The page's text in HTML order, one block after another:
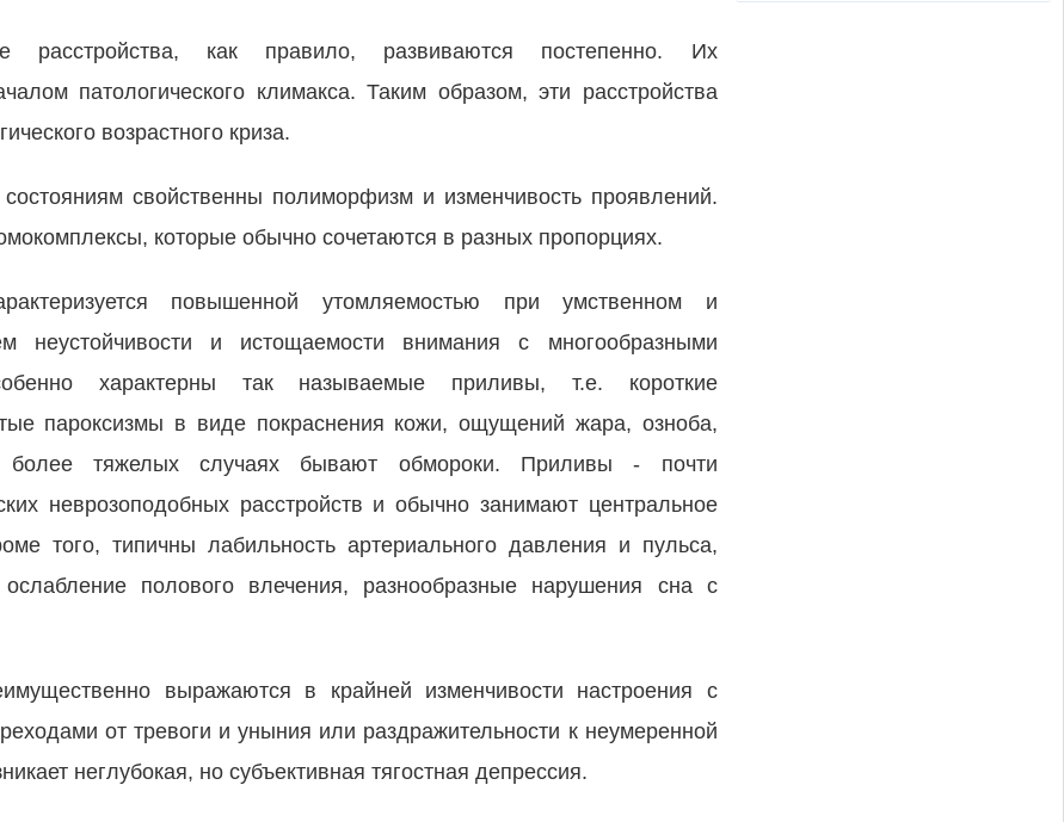
расстройства, как правило, развиваются постепенно. Их
патологического климакса. Таким образом, эти расстройства
возрастного криза.
свойственны полиморфизм и изменчивость проявлений.
которые обычно сочетаются в разных пропорциях.
повышенной утомляемостью при умственном и
неустойчивости и истощаемости внимания с многообразными
характерны так называемые приливы, т.е. короткие
пароксизмы в виде покраснения кожи, ощущений жара, озноба,
более тяжелых случаях бывают обмороки. Приливы - почти
неврозоподобных расстройств и обычно занимают центральное
того, типичны лабильность артериального давления и пульса,
полового влечения, разнообразные нарушения сна с
выражаются в крайней изменчивости настроения с
от тревоги и уныния или раздражительности к неумеренной
неглубокая, но субъективная тягостная депрессия.